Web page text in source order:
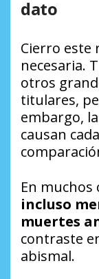
dato
Cierro este
necesaria.
otros
titulares,
embargo,
causan
En muchos
incluso
muertes
contraste
abismal.